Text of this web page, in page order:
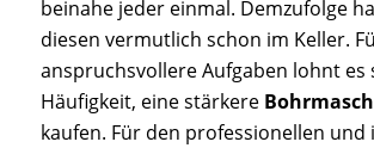
beinahe jeder einmal. Demzufolge
diesen vermutlich schon im Keller.
anspruchsvollere Aufgaben lohnt es
Häufigkeit, eine stärkere
kaufen. Für den professionellen